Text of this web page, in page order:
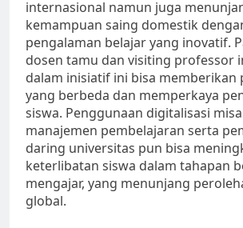
internasional namun juga
kemampuan saing domestik
pengalaman belajar yang inovatif.
dosen tamu dan visiting professor
dalam inisiatif ini bisa memberikan
yang berbeda dan memperkaya
siswa. Penggunaan digitalisasi
manajemen pembelajaran serta
daring universitas pun bisa
keterlibatan siswa dalam tahapan
mengajar, yang menunjang
global.